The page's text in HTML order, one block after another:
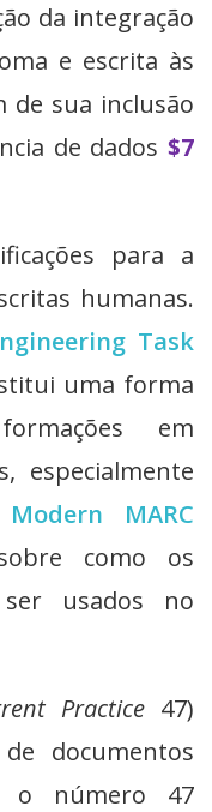
da integração
e escrita às
de sua inclusão
de dados $7
para a
humanas.
Task
uma forma
em
especialmente
Modern MARC
como os
usados no
Practice47)
documentos
o número 47